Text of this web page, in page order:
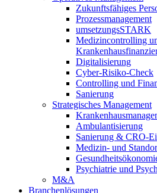
Zukunftsfähiges
Prozessmanagement
umsetzungsSTARK
Medizincontrolling
Digitalisierung
Cyber-Risiko-Check
Controlling und
Sanierung
Strategisches Management
Ambulantisierung
Sanierung & CRO-
Medizin- und
Psychiatrie und
M&A
Branchenlösungen